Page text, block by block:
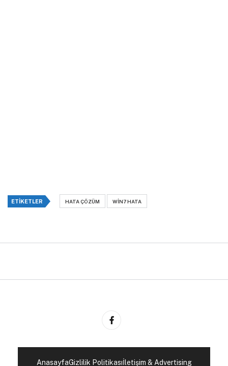
ETIKETLER HATA ÇÖZÜM WIN7 HATA
AnasayfaGizlilik Politikasıİletişim & Advertising